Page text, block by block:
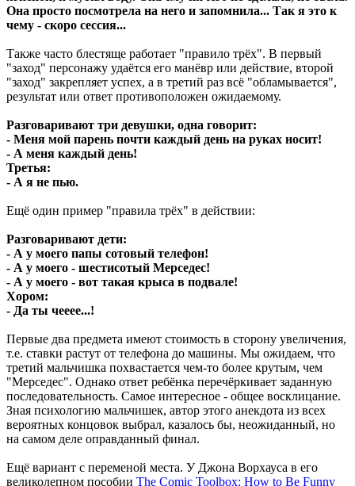
Она просто посмотрела на него и запомнила... Так я это к
чему - скоро сессия...
Также часто блестяще работает "правило трёх". В первый
"заход" персонажу удаётся его манёвр или действие, второй
"заход" закрепляет успех, а в третий раз всё "обламывается",
результат или ответ противоположен ожидаемому.
Разговаривают три девушки, одна говорит:
- Меня мой парень почти каждый день на руках носит!
- А меня каждый день!
Третья:
- А я не пью.
Ещё один пример "правила трёх" в действии:
Разговаривают дети:
- А у моего папы сотовый телефон!
- А у моего - шестисотый Мерседес!
- А у моего - вот такая крыса в подвале!
Хором:
- Да ты чееее...!
Первые два предмета имеют стоимость в сторону увеличения,
т.е. ставки растут от телефона до машины. Мы ожидаем, что
третий мальчишка похвастается чем-то более крутым, чем
"Мерседес". Однако ответ ребёнка перечёркивает заданную
последовательность. Самое интересное - общее восклицание.
Зная психологию мальчишек, автор этого анекдота из всех
вероятных концовок выбрал, казалось бы, неожиданный, но
на самом деле оправданный финал.
Ещё вариант с переменой места. У Джона Ворхауса в его
великолепном пособии The Comic Toolbox: How to Be Funny